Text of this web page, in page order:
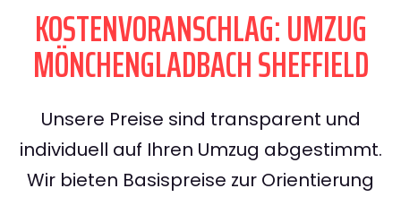
KOSTENVORANSCHLAG: UMZUG
MÖNCHENGLADBACH SHEFFIELD
Unsere Preise sind transparent und
individuell auf Ihren Umzug abgestimmt.
Wir bieten Basispreise zur Orientierung